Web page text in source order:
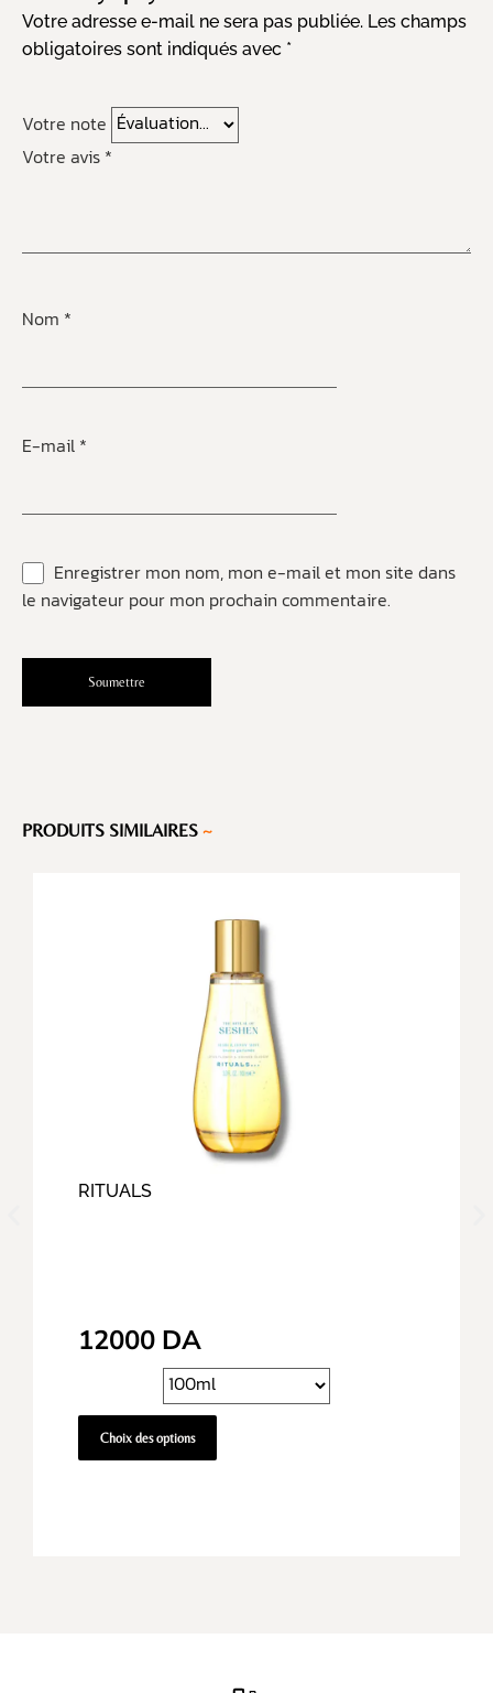
Votre adresse e-mail ne sera pas publiée. Les champs
obligatoires sont indiqués avec *
Votre note
Votre avis *
Nom *
E-mail *
Enregistrer mon nom, mon e-mail et mon site dans
le navigateur pour mon prochain commentaire.
PRODUITS SIMILAIRES ~
RITUALS
12000 DA
Choix des options